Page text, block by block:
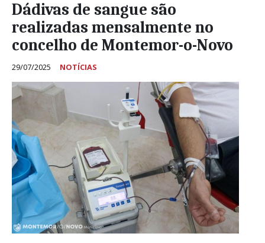
Dádivas de sangue são
realizadas mensalmente no
concelho de Montemor-o-Novo
29/07/2025 NOTÍCIAS